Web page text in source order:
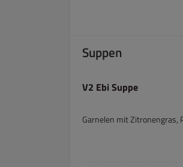
Suppen
V2 Ebi Suppe
Garnelen mit Zitronengras,